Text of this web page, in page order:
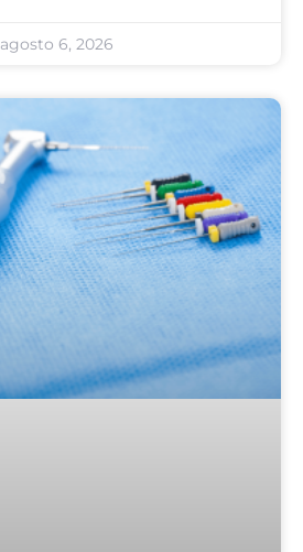
agosto 6, 2026